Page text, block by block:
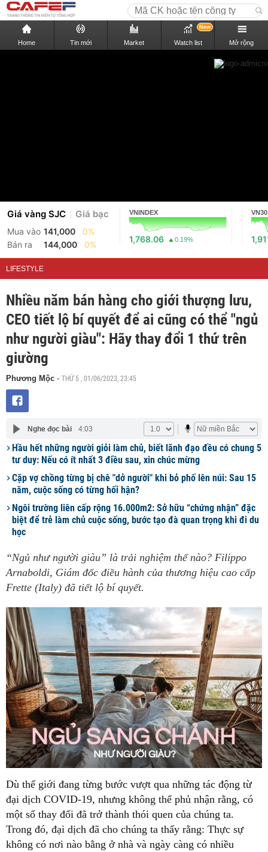
Home Tin mới Market Watch list
New
Mở rộng
Giá vàng SJC Giá bạc
Mua vào 141,000
0%
Bán ra
144,000 0%
VNINDEX
1,768.06 0.19%
VN30
LIFESTYLE
Nhiều năm bán hàng cho giới thượng lưu,
CEO tiết lộ bí quyết để ai cũng có thể "ngủ
như người giàu": Hãy thay đổi 1 thứ trên
giường
Phương Mộc - THỨ 5 , 01/06/2023, 23:45
Nghe đọc bài 4:03
Hầu hết những người giỏi làm chủ, biết lãnh đạo đều có chung 5
tư duy: Nếu có ít nhất 3 điều sau, xin chúc mừng
Cặp vợ chồng từng bị chê "dở người" khi bỏ phố lên núi: Sau 15
năm, cuộc sống có từng hối hận?
Ngôi trường liên cấp rộng 16.000m2: Sở hữu “chứng nhận” đặc
biệt để trẻ làm chủ cuộc sống, bước tạo đà quan trọng khi đi du
học
“Ngủ như người giàu” là trải nghiệm thế nào? Filippo
Arnaboldi, Giám đốc điều hành của thương hiệu cao cấp
Frette (Italy) đã tiết lộ bí quyết.
Dù thế giới đang từng bước vượt qua những tác động từ
đại dịch COVID-19, nhưng không thể phủ nhận rằng, có
một số thay đổi đã trở thành thói quen của chúng ta.
Trong đó, đại dịch đã cho chúng ta thấy rằng: Thực sự
không có nơi nào bằng ở nhà và ngày càng có nhiều